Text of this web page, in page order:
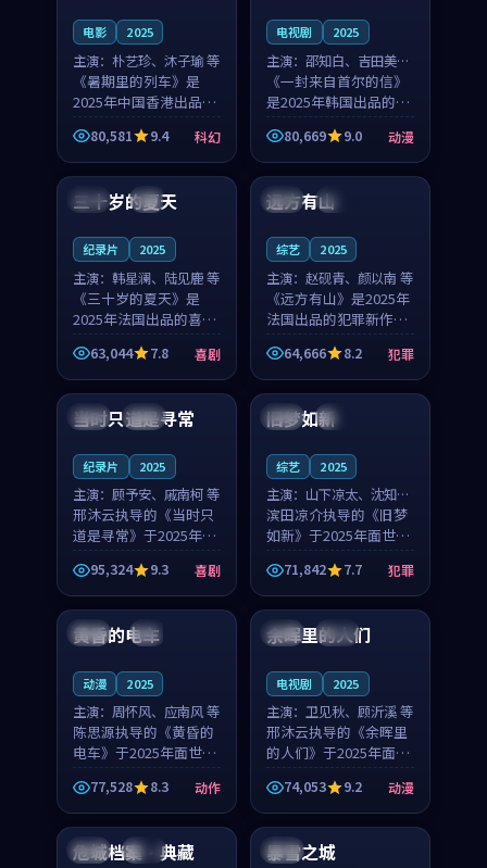
电影 2025
主演： 朴艺珍、沐子瑜 等
《暑期里的列车》是
2025年中国香港出品的
科幻新作，主创团队希
望用城市夜归人的故事
让观众停下来想一想。
朴艺珍领衔，沐子瑜担
任重要角色，郑书延的
80,581 9.4 科幻
电视剧 2025
主演： 邵知白、吉田美琴
等
《一封来自首尔的信》
是2025年韩国出品的动
漫新作，主创团队希望
用高考往事的故事让观
众停下来想一想。邵知
重要角色，谢承南的
80,669 9.0 动漫
法国 4K
三十岁的夏天
纪录片 2025
主演： 韩星澜、陆见鹿 等
《三十岁的夏天》是
2025年法国出品的喜剧
新作，主创团队希望用
深夜电台的故事让观众
停下来想一想。韩星澜
角色，山田纯一的叙事
63,044 7.8 喜剧
法国 独播
远方有山
综艺 2025
主演： 赵砚青、颜以南 等
《远方有山》是2025年
法国出品的犯罪新作，
主创团队希望用高校追
梦的故事让观众停下来
想一想。赵砚青领衔，
颜以南担任重要角色，
山田纯一的叙事节奏
64,666 8.2 犯罪
泰国 杜比
当时只道是寻常
纪录片 2025
主演： 顾予安、戚南柯 等
邢沐云执导的《当时只
道是寻常》于2025年面
世，泰国的城市气质与
母女情深的人物心境共
同构筑了影片基调。顾
予安、戚南柯用细腻的
表演撑起整部喜剧电
95,324 9.3 喜剧
中国 高分
旧梦如新
综艺 2025
主演： 山下凉太、沈知韵
等
滨田凉介执导的《旧梦
如新》于2025年面世，
中国台湾的城市气质与
异国相遇的人物心境共
同构筑了影片基调。山
下凉太、沈知韵用细腻
的表演撑起整部犯罪
71,842 7.7 犯罪
日本 4K
黄昏的电车
动漫 2025
主演： 周怀风、应南风 等
陈思源执导的《黄昏的
电车》于2025年面世，
日本的城市气质与渔村
故事的人物心境共同构
筑了影片基调。周怀
风、应南风用细腻的表
演撑起整部动作电影，
77,528 8.3 动作
泰国 完结
余晖里的人们
电视剧 2025
主演： 卫见秋、顾沂溪 等
邢沐云执导的《余晖里
的人们》于2025年面
世，泰国的城市气质与
小镇生活的人物心境共
同构筑了影片基调。卫
见秋、顾沂溪用细腻的
表演撑起整部动漫电
74,053 9.2 动漫
中国 热播
危城档案·典藏
日本
暴雪之城